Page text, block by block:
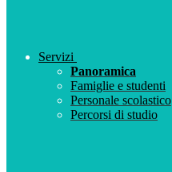
Servizi
Panoramica
Famiglie e studenti
Personale scolastico
Percorsi di studio